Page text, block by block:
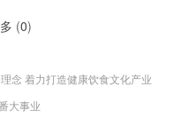
(0)
念 着力打造健康饮食文化产业
大事业